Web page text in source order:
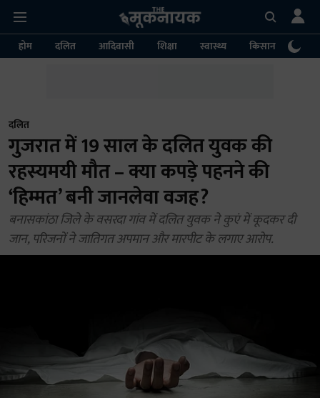
होम दलित आदिवासी शिक्षा स्वास्थ्य किसान
दलित
गुजरात में 19 साल के दलित युवक की
रहस्यमयी मौत – क्या कपड़े पहनने की
‘हिम्मत’ बनी जानलेवा वजह?
बनासकांठा जिले के वसरदा गांव में दलित युवक ने कुएं में कूदकर दी
जान, परिजनों ने जातिगत अपमान और मारपीट के लगाए आरोप.